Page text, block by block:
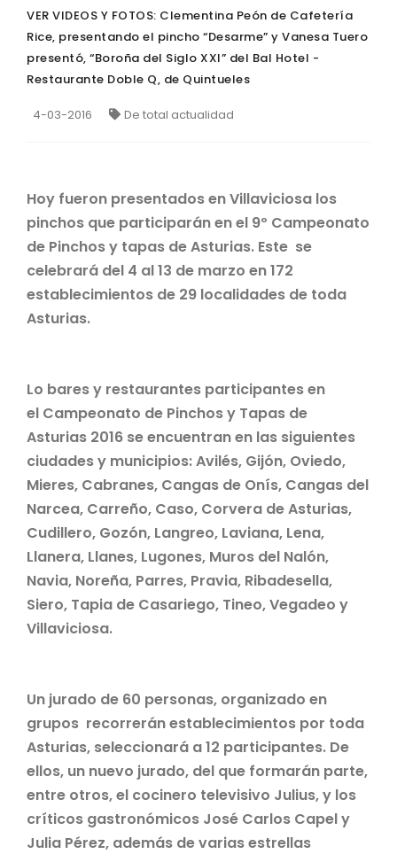
VER VIDEOS Y FOTOS: Clementina Peón de Cafetería
Rice, presentando el pincho “Desarme” y Vanesa Tuero
presentó, “Boroña del Siglo XXI” del Bal Hotel -
Restaurante Doble Q, de Quintueles
4-03-2016 De total actualidad
Hoy fueron presentados en Villaviciosa los
pinchos que participarán en el 9º Campeonato
de Pinchos y tapas de Asturias. Este se
celebrará del 4 al 13 de marzo en 172
establecimientos de 29 localidades de toda
Asturias.
Lo bares y restaurantes participantes en
el Campeonato de Pinchos y Tapas de
Asturias 2016 se encuentran en las siguientes
ciudades y municipios: Avilés, Gijón, Oviedo,
Mieres, Cabranes, Cangas de Onís, Cangas del
Narcea, Carreño, Caso, Corvera de Asturias,
Cudillero, Gozón, Langreo, Laviana, Lena,
Llanera, Llanes, Lugones, Muros del Nalón,
Navia, Noreña, Parres, Pravia, Ribadesella,
Siero, Tapia de Casariego, Tineo, Vegadeo y
Villaviciosa.
Un jurado de 60 personas, organizado en
grupos recorrerán establecimientos por toda
Asturias, seleccionará a 12 participantes. De
ellos, un nuevo jurado, del que formarán parte,
entre otros, el cocinero televisivo Julius, y los
críticos gastronómicos José Carlos Capel y
Julia Pérez, además de varias estrellas